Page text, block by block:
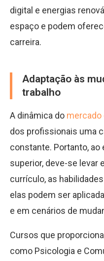
digital e energias
espaço e podem
carreira.
Adaptação às
trabalho
A dinâmica do mercado
dos profissionais uma
constante. Portanto,
superior, deve-se levar
currículo, as
elas podem ser
e em cenários de
Cursos que
como Psicologia e